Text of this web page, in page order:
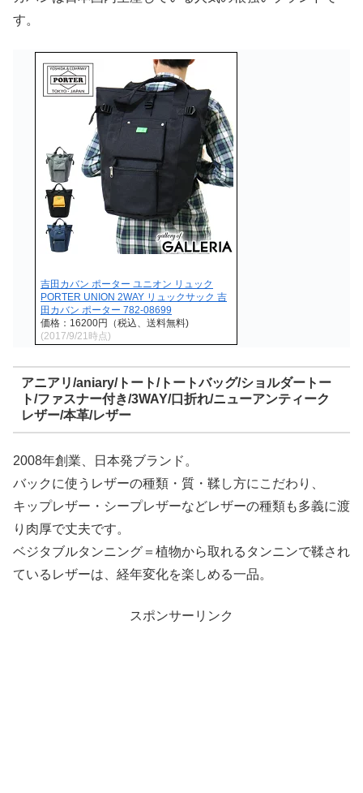
す。
吉田カバン ポーター ユニオン リュック
PORTER UNION 2WAY リュックサック 吉
田カバン ポーター 782-08699
価格：16200円（税込、送料無料)
(2017/9/21時点)
アニアリ/aniary/トート/トートバッグ/ショルダートー
ト/ファスナー付き/3WAY/口折れ/ニューアンティーク
レザー/本革/レザー
2008年創業、日本発ブランド。
バックに使うレザーの種類・質・鞣し方にこだわり、
キップレザー・シープレザーなどレザーの種類も多義に渡
り肉厚で丈夫です。
ベジタブルタンニング＝植物から取れるタンニンで鞣され
ているレザーは、経年変化を楽しめる一品。
スポンサーリンク